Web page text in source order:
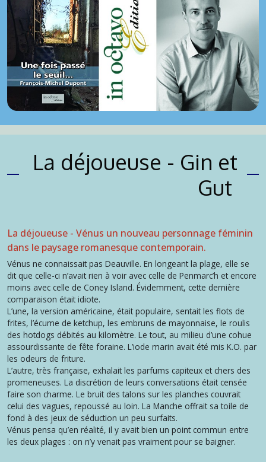
le monde de l'urbex.
La déjoueuse - Gin et
Gut
La déjoueuse - Vénus un nouveau personnage féminin
dans le paysage romanesque contemporain.
Vénus ne connaissait pas Deauville. En longeant la plage, elle se
dit que celle-ci n’avait rien à voir avec celle de Penmarc’h et encore
moins avec celle de Coney Island. Évidemment, cette dernière
comparaison était idiote.
L’une, la version américaine, était populaire, sentait les flots de
frites, l’écume de ketchup, les embruns de mayonnaise, le roulis
des hotdogs débités au kilomètre. Le tout, au milieu d’une cohue
assourdissante de fête foraine. L’iode marin avait été mis K.O. par
les odeurs de friture.
L’autre, très française, exhalait les parfums capiteux et chers des
promeneuses. La discrétion de leurs conversations était censée
faire son charme. Le bruit des talons sur les planches couvrait
celui des vagues, repoussé au loin. La Manche offrait sa toile de
fond à des jeux de séduction un peu surfaits.
Vénus pensa qu’en réalité, il y avait bien un point commun entre
les deux plages : on n’y venait pas vraiment pour se baigner.